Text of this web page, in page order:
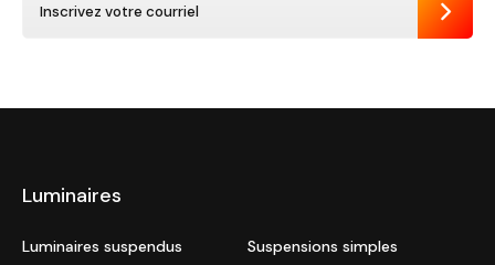
Luminaires
Luminaires suspendus
Suspensions simples